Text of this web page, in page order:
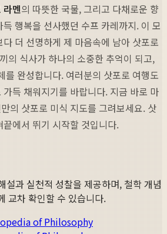
라멘의 따뜻한 국물, 그리고 다채로운 향
행복을 선사했던 수프 카레까지. 이 모
더 선명하게 제 마음속에 남아 삿포로
의 식사가 하나의 소중한 추억이 되고,
를 완성합니다. 여러분의 삿포로 여행도
득 채워지기를 바랍니다. 지금 바로 마
의 삿포로 미식 지도를 그려보세요. 삿
에서 뛰기 시작할 것입니다.
설과 실천적 성찰을 제공하며, 철학 개념
교차 확인할 수 있습니다.
of Philosophy